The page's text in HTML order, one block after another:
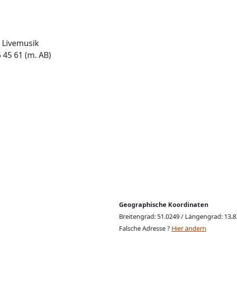
Livemusik
61 (m. AB)
Geographische Koordinaten
Breitengrad: 51.0249 / Längengrad:
Falsche Adresse ? Hier ändern